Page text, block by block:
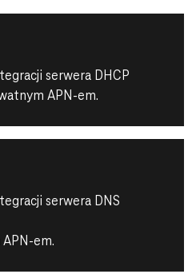
serwera DHCP
APN-em.
serwera DNS
em.